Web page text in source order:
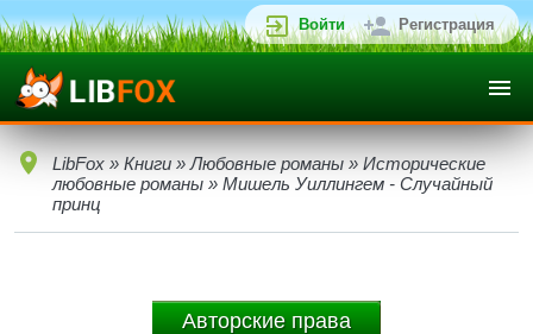
Войти Регистрация
LibFox » Книги » Любовные романы » Исторические
любовные романы » Мишель Уиллингем - Случайный
принц
Авторские права